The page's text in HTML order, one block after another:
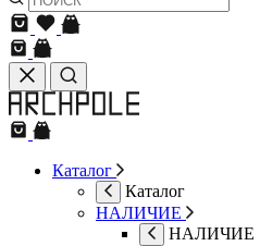
Каталог
Каталог
НАЛИЧИЕ
НАЛИЧИЕ